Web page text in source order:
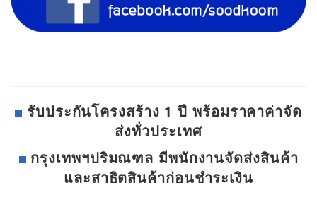
รับประกันโครงสร้าง 1 ปี พร้อมราคาค่าจัด
ส่งทั่วประเทศ
กรุงเทพฯปริมณฑล มีพนักงานจัดส่งสินค้า
และสาธิตสินค้าก่อนชำระเงิน